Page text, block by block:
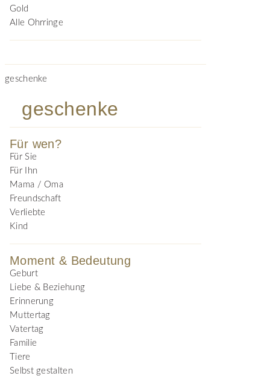
Gold
Alle Ohrringe
geschenke
geschenke
Für wen?
Für Sie
Für Ihn
Mama / Oma
Freundschaft
Verliebte
Kind
Moment & Bedeutung
Geburt
Liebe & Beziehung
Erinnerung
Muttertag
Vatertag
Familie
Tiere
Selbst gestalten